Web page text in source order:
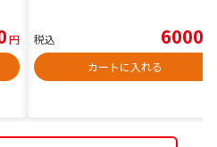
円
税込 6000
カートに入れる